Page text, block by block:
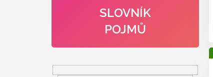
SLOVNÍK
POJMŮ